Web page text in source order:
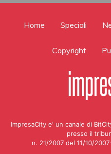
Home Speciali
Copyright
ImpresaCity e' un canale di
presso il
n. 21/2007 del 11/10/